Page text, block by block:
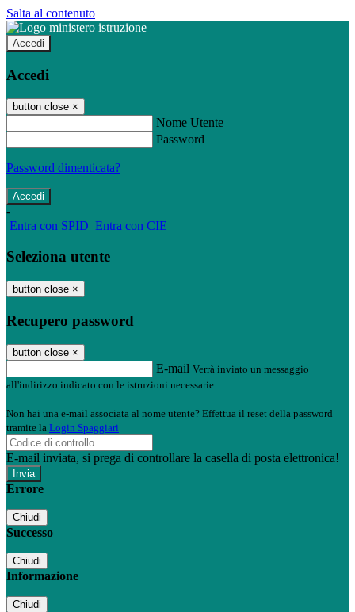
Salta al contenuto
Accedi
Accedi
button close ×
Nome Utente
Password
Password dimenticata?
-
Entra con SPID Entra con CIE
Seleziona utente
button close ×
Recupero password
button close ×
E-mail Verrà inviato un messaggio
all'indirizzo indicato con le istruzioni necessarie.
Non hai una e-mail associata al nome utente? Effettua il reset della password
tramite la Login Spaggiari
E-mail inviata, si prega di controllare la casella di posta elettronica!
Errore
Chiudi
Successo
Chiudi
Informazione
Chiudi